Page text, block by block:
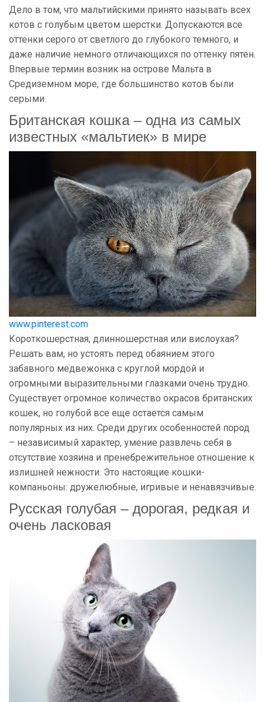
Дело в том, что мальтийскими принято называть всех
котов с голубым цветом шерстки. Допускаются все
оттенки серого от светлого до глубокого темного, и
даже наличие немного отличающихся по оттенку пятен.
Впервые термин возник на острове Мальта в
Средиземном море, где большинство котов были
серыми.
Британская кошка – одна из самых
известных «мальтиек» в мире
www.pinterest.com
Короткошерстная, длинношерстная или вислоухая?
Решать вам, но устоять перед обаянием этого
забавного медвежонка с круглой мордой и
огромными выразительными глазками очень трудно.
Существует огромное количество окрасов британских
кошек, но голубой все еще остается самым
популярных из них. Среди других особенностей пород
– независимый характер, умение развлечь себя в
отсутствие хозяина и пренебрежительное отношение к
излишней нежности. Это настоящие кошки-
компаньоны: дружелюбные, игривые и ненавязчивые.
Русская голубая – дорогая, редкая и
очень ласковая